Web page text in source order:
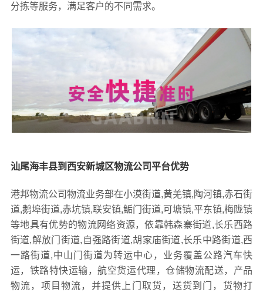
分拣等服务，满足客户的不同需求。
汕尾海丰县到西安新城区物流公司平台优势
港邦物流公司物流业务部在小漠街道,黄羌镇,陶河镇,赤石街
道,鹅埠街道,赤坑镇,联安镇,鮜门街道,可塘镇,平东镇,梅陇镇
等地具有优势的物流网络资源，依靠韩森寨街道,长乐西路
街道,解放门街道,自强路街道,胡家庙街道,长乐中路街道,西
一路街道,中山门街道为转运中心，业务覆盖公路汽车快
运，铁路特快运输，航空货运代理，仓储物流配送，产品
物流，项目物流，并提供上门取货，送货到门，货物打